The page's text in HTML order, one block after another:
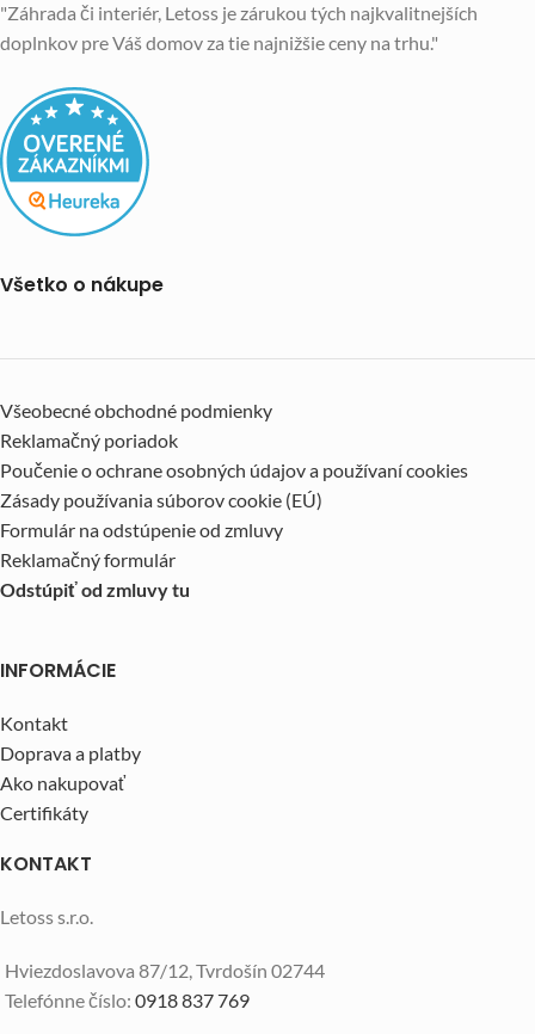
"Záhrada či interiér, Letoss je zárukou tých najkvalitnejších
doplnkov pre Váš domov za tie najnižšie ceny na trhu."
Všetko o nákupe
Všeobecné obchodné podmienky
Reklamačný poriadok
Poučenie o ochrane osobných údajov a používaní cookies
Zásady používania súborov cookie (EÚ)
Formulár na odstúpenie od zmluvy
Reklamačný formulár
Odstúpiť od zmluvy tu
INFORMÁCIE
Kontakt
Doprava a platby
Ako nakupovať
Certifikáty
KONTAKT
Letoss s.r.o.
Hviezdoslavova 87/12, Tvrdošín 02744
Telefónne číslo: 0918 837 769